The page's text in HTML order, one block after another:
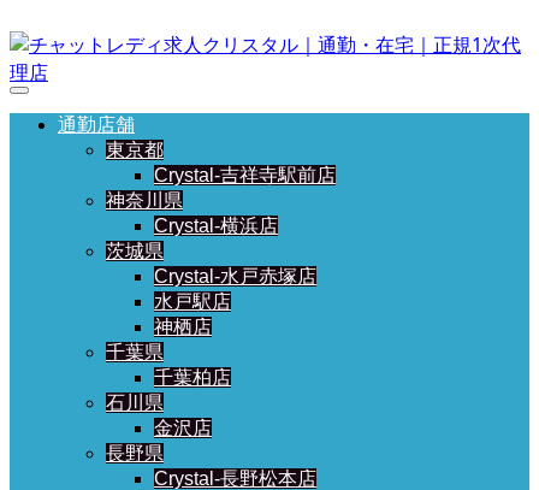
通勤店舗
東京都
Crystal-吉祥寺駅前店
神奈川県
Crystal-横浜店
茨城県
Crystal-水戸赤塚店
水戸駅店
神栖店
千葉県
千葉柏店
石川県
金沢店
長野県
Crystal-長野松本店